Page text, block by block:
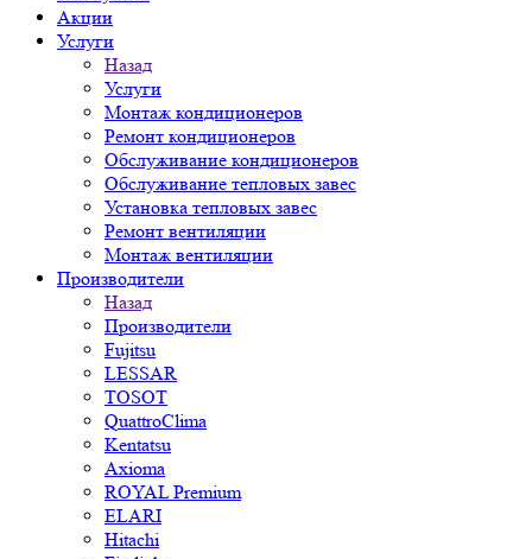
Акции
Услуги
Назад
Услуги
Монтаж кондиционеров
Ремонт кондиционеров
Обслуживание кондиционеров
Обслуживание тепловых завес
Установка тепловых завес
Ремонт вентиляции
Монтаж вентиляции
Производители
Назад
Производители
Fujitsu
LESSAR
TOSOT
QuattroClima
Kentatsu
Axioma
ROYAL Premium
ELARI
Hitachi